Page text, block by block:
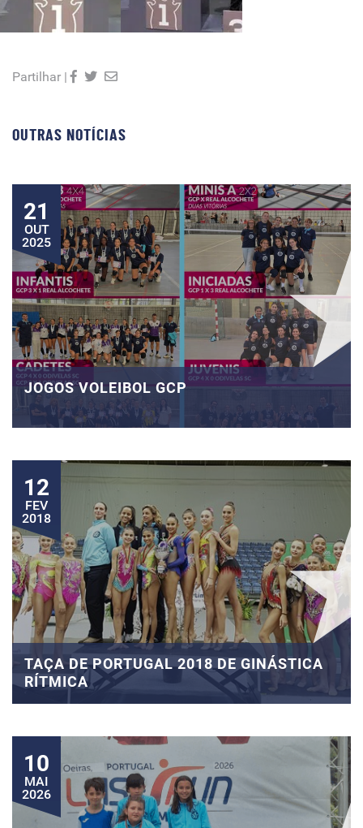
Partilhar |
OUTRAS NOTÍCIAS
21
OUT
2025
JOGOS VOLEIBOL GCP
12
FEV
2018
TAÇA DE PORTUGAL 2018 DE GINÁSTICA
RÍTMICA
10
MAI
2026